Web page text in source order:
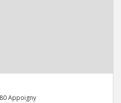
Appoigny